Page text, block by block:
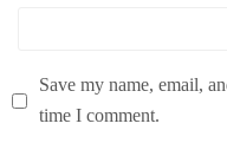
Save my name, email,
time I comment.